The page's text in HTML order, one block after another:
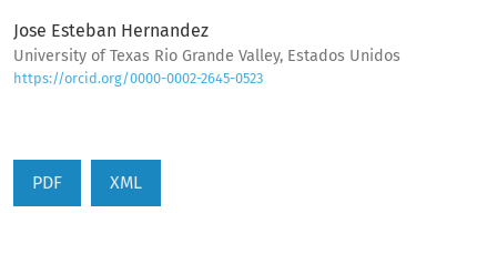
Jose Esteban Hernandez
University of Texas Rio Grande Valley, Estados Unidos
https://orcid.org/0000-0002-2645-0523
PDF XML